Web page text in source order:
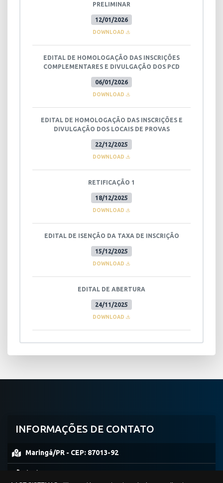
12/01/2026
PRELIMINAR
DOWNLOAD
06/01/2026
EDITAL DE HOMOLOGAÇÃO DAS INSCRIÇÕES
COMPLEMENTARES E DIVULGAÇÃO DOS PCD
DOWNLOAD
22/12/2025
EDITAL DE HOMOLOGAÇÃO DAS INSCRIÇÕES E
DIVULGAÇÃO DOS LOCAIS DE PROVAS
DOWNLOAD
18/12/2025
RETIFICAÇÃO 1
DOWNLOAD
15/12/2025
EDITAL DE ISENÇÃO DA TAXA DE INSCRIÇÃO
DOWNLOAD
24/11/2025
EDITAL DE ABERTURA
DOWNLOAD
INFORMAÇÕES DE CONTATO
Maringá/PR - CEP: 87013-92
(44) 99953-0861